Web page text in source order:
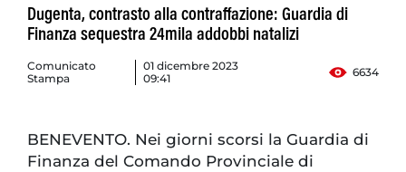
Dugenta, contrasto alla contraffazione: Guardia di
Finanza sequestra 24mila addobbi natalizi
Comunicato
Stampa
01 dicembre 2023
09:41
6634
BENEVENTO. Nei giorni scorsi la Guardia di
Finanza del Comando Provinciale di